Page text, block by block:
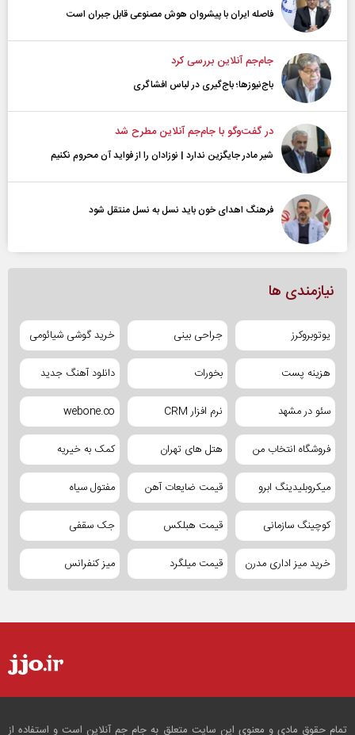
فاصله ایران با پیشرو‌ان هوش مصنوعی قابل جبران است
جام‌جم آنلاین بررسی کرد
باج‌نیوزها؛ باج‌گیری در لباس افشاگری
در گفت‌و‌گو با جام‌جم آنلاین مطرح شد
شیر مادر جایگزین ندارد | نوزادان را از فواید آن محروم نکنیم
فرهنگ اهدای خون باید نسل به نسل منتقل شود
نیازمندی ها
یوتوبروکرز جراحی بینی خرید گوشی شیائومی
هزینه پست بخورات دانلود آهنگ جدید
سئو در مشهد نرم افزار CRM webone.co
فروشگاه انتخاب من هتل های تهران کمک به خیریه
میکروبلیدینگ ابرو قیمت ضایعات آهن مفتول سیاه
کوچینگ سازمانی قیمت هبلکس جک سقفی
خرید میز اداری مدرن قیمت میلگرد میز کنفرانس
تمام حقوق مادی و معنوی این سایت متعلق به جام جم آنلاین است و استفاده از